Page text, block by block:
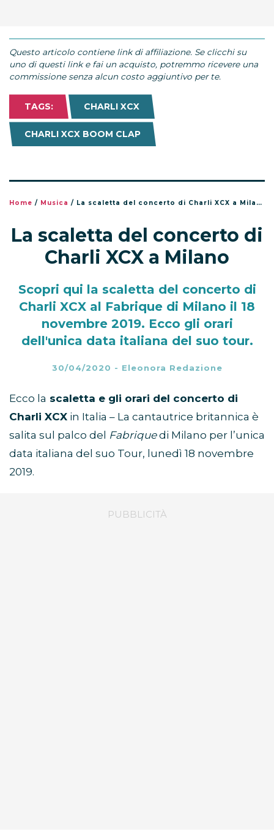
Questo articolo contiene link di affiliazione. Se clicchi su
uno di questi link e fai un acquisto, potremmo ricevere una
commissione senza alcun costo aggiuntivo per te.
TAGS: CHARLI XCX
CHARLI XCX BOOM CLAP
Home / Musica / La scaletta del concerto di Charli XCX a Milano
La scaletta del concerto di
Charli XCX a Milano
Scopri qui la scaletta del concerto di
Charli XCX al Fabrique di Milano il 18
novembre 2019. Ecco gli orari
dell'unica data italiana del suo tour.
30/04/2020 - Eleonora Redazione
Ecco la scaletta e gli orari del concerto di
Charli XCX in Italia – La cantautrice britannica è
salita sul palco del Fabriquedi Milano per l’unica
data italiana del suo Tour, lunedì 18 novembre
2019.